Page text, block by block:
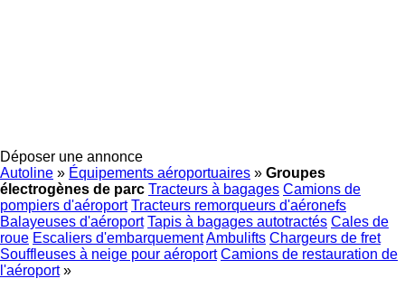
Déposer une annonce
Autoline » Équipements aéroportuaires » Groupes
électrogènes de parc Tracteurs à bagages Camions de
pompiers d'aéroport Tracteurs remorqueurs d'aéronefs
Balayeuses d'aéroport Tapis à bagages autotractés Cales de
roue Escaliers d'embarquementAmbulifts Chargeurs de fret
Souffleuses à neige pour aéroport Camions de restauration de
l'aéroport »